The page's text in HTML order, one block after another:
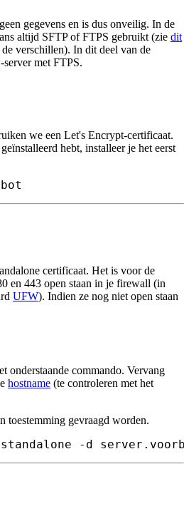
gegevens en is dus onveilig. In de
altijd SFTP of FTPS gebruikt (zie dit
verschillen). In dit deel van de
met FTPS.
we een Let's Encrypt-certificaat.
hebt, installeer je het eerst
certificaat. Het is voor de
en 443 open staan in je firewall (in
UFW). Indien ze nog niet open staan
onderstaande commando. Vervang
hostname (te controleren met het
toestemming gevraagd worden.
-d